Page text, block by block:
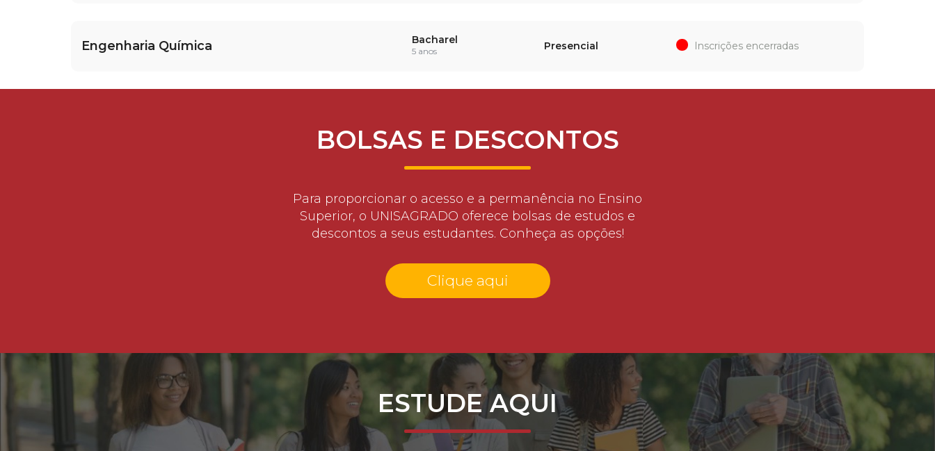
Engenharia Química Bacharel
5 anos Presencial Inscrições encerradas
BOLSAS E DESCONTOS
Para proporcionar o acesso e a permanência no Ensino
Superior, o UNISAGRADO oferece bolsas de estudos e
descontos a seus estudantes. Conheça as opções!
Clique aqui
ESTUDE AQUI